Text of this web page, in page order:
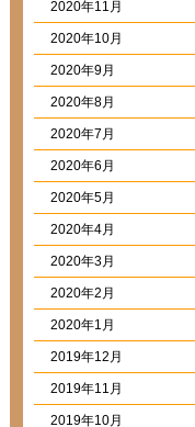
2020年11月
2020年10月
2020年9月
2020年8月
2020年7月
2020年6月
2020年5月
2020年4月
2020年3月
2020年2月
2020年1月
2019年12月
2019年11月
2019年10月